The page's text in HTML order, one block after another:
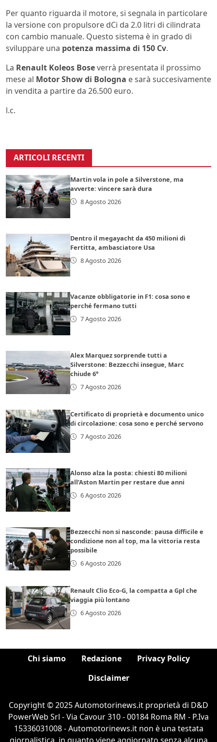
Per quanto riguarda il motore, si segnala in particolare
la versione con propulsore dCi da 2.0 litri di cilindrata
con cambio manuale. Questo sistema è in grado di
sviluppare una potenza massima di 150 Cv.
La Renault Koleos Boseverrà presentata il prossimo
mese al Motor Show di Bologna e sarà succesivamente
in vendita a partire da 26.500 euro.
l.c.
ARTICOLI RECENTI
Martin vola in pole a Silverstone, ma
avverte: vincere sarà dura
8 Agosto 2026
Dentro il megayacht da 450 milioni di
Fertitta, ambasciatore Usa
8 Agosto 2026
Vacanze obbligatorie in F1: cosa sono e
perché fermano tutti
7 Agosto 2026
Alex Marquez sorprende tutti a
Silverstone: Bezzecchi insegue, Marc
chiude 6°
7 Agosto 2026
Certificato di proprietà e documento unico
di circolazione: cosa sono e perché servono
7 Agosto 2026
Alonso alza la posta: chiesti 80 milioni
all’Aston Martin per restare due anni
6 Agosto 2026
Bezzecchi non si nasconde: pausa difficile e
condizione non al top, ma la vittoria resta
possibile
6 Agosto 2026
Renault Clio Eco-G, la compatta a Gpl che
viaggia più lontano
6 Agosto 2026
Chi siamo Redazione
Privacy Policy
Disclaimer
Copyright © 2025 Automotorinews.it proprietà di D&D
PowerWeb Srl - Via Cavour 310 - 00184 Roma RM - P.Iva
15336031008 - Automotorinews.it non è una testata